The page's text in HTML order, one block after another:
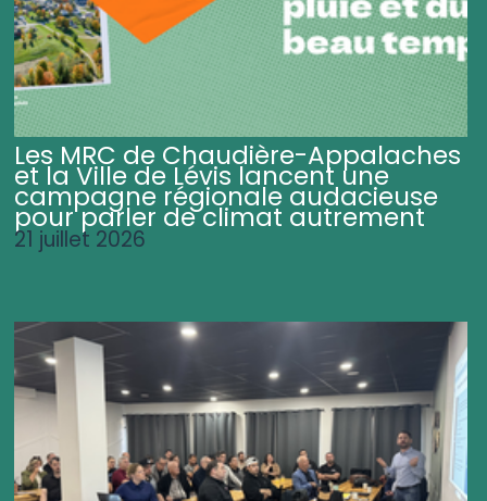
Les MRC de Chaudière-Appalaches
et la Ville de Lévis lancent une
campagne régionale audacieuse
pour parler de climat autrement
21 juillet 2026